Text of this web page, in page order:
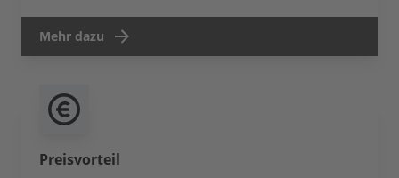
Mehr dazu
Preisvorteil